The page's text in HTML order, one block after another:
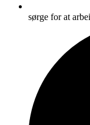
sørge for at